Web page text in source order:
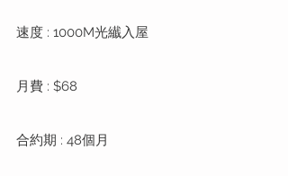
速度 : 1000M光纎入屋
月費 : $68
合約期 : 48個月